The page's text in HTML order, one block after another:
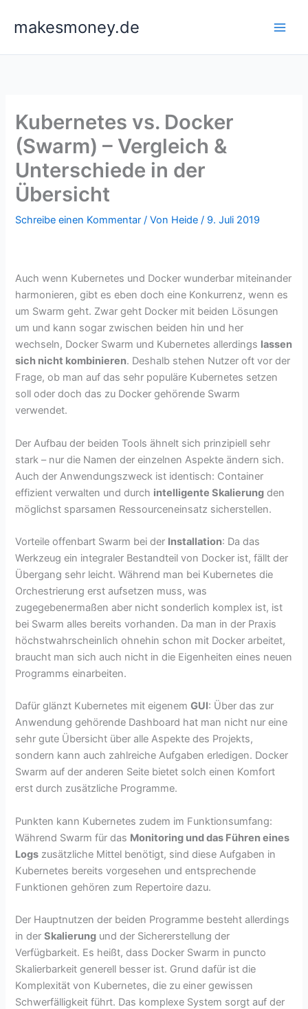
Inhaltmakesmoney.de
Kubernetes vs. Docker
(Swarm) – Vergleich &
Unterschiede in der
Übersicht
Schreibe einen Kommentar / Von Heide/ 9. Juli 2019
Auch wenn Kubernetes und Docker wunderbar miteinander
harmonieren, gibt es eben doch eine Konkurrenz, wenn es
um Swarm geht. Zwar geht Docker mit beiden Lösungen
um und kann sogar zwischen beiden hin und her
wechseln, Docker Swarm und Kubernetes allerdings lassen
sich nicht kombinieren. Deshalb stehen Nutzer oft vor der
Frage, ob man auf das sehr populäre Kubernetes setzen
soll oder doch das zu Docker gehörende Swarm
verwendet.
Der Aufbau der beiden Tools ähnelt sich prinzipiell sehr
stark – nur die Namen der einzelnen Aspekte ändern sich.
Auch der Anwendungszweck ist identisch: Container
effizient verwalten und durch intelligente Skalierung den
möglichst sparsamen Ressourceneinsatz sicherstellen.
Vorteile offenbart Swarm bei der Installation: Da das
Werkzeug ein integraler Bestandteil von Docker ist, fällt der
Übergang sehr leicht. Während man bei Kubernetes die
Orchestrierung erst aufsetzen muss, was
zugegebenermaßen aber nicht sonderlich komplex ist, ist
bei Swarm alles bereits vorhanden. Da man in der Praxis
höchstwahrscheinlich ohnehin schon mit Docker arbeitet,
braucht man sich auch nicht in die Eigenheiten eines neuen
Programms einarbeiten.
Dafür glänzt Kubernetes mit eigenemGUI: Über das zur
Anwendung gehörende Dashboard hat man nicht nur eine
sehr gute Übersicht über alle Aspekte des Projekts,
sondern kann auch zahlreiche Aufgaben erledigen. Docker
Swarm auf der anderen Seite bietet solch einen Komfort
erst durch zusätzliche Programme.
Punkten kann Kubernetes zudem im Funktionsumfang:
Während Swarm für das Monitoring und das Führen eines
Logs zusätzliche Mittel benötigt, sind diese Aufgaben in
Kubernetes bereits vorgesehen und entsprechende
Funktionen gehören zum Repertoire dazu.
Der Hauptnutzen der beiden Programme besteht allerdings
in derSkalierung und der Sichererstellung der
Verfügbarkeit. Es heißt, dass Docker Swarm in puncto
Skalierbarkeit generell besser ist. Grund dafür ist die
Komplexität von Kubernetes, die zu einer gewissen
Schwerfälligkeit führt. Das komplexe System sorgt auf der